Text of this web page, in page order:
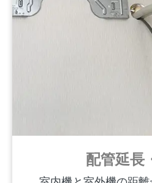
配管延長